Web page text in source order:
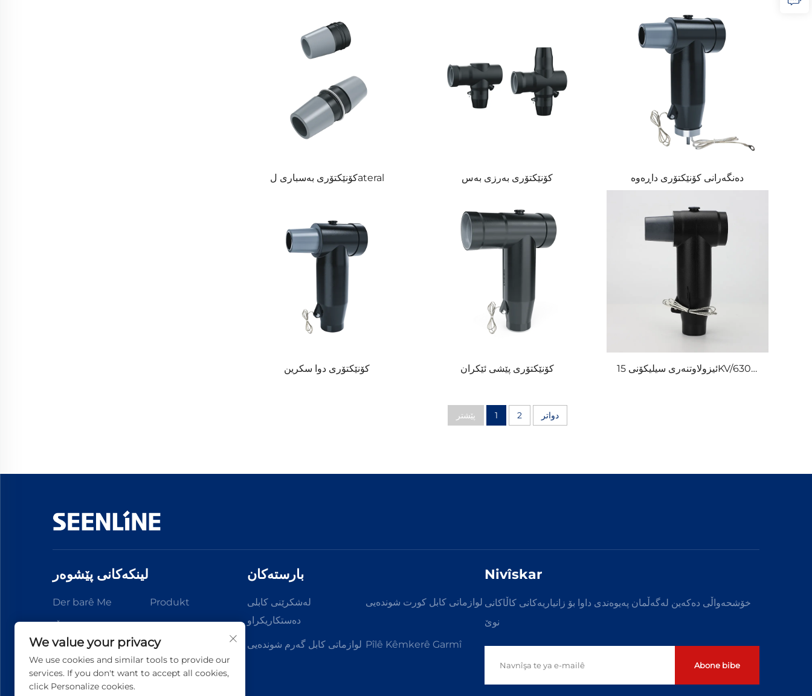
کۆنێکتۆری بەسباری لateral کۆنێکتۆری بەرزی بەس دەنگەرانی کۆنێکتۆری داڕەوە
کۆنێکتۆری دوا سکرین کۆنێکتۆری پێشی ئێکران
ئیزولاوتنەری سیلیکۆنی 15KV/630A
پێشتر 1 2 دواتر
لینکەکانی پێشوەر
Der barê Me Produkt
Daneyîn Li Ser Nivîsain
بارستەکان
لەشکرێنی کابلی
دەستکاریکراو
لوازماتى كابل كورت شوندەيى
لوازماتى كابل گەرم شوندەيى Pîlê Kêmkerê Garmî
Nivîskar
خۆشحەواڵی دەکەین لەگەڵمان پەیوەندی داوا بۆ زانیاریەکانی کاڵاکانی
نوێ
Abone bibe
We value your privacy
We use cookies and similar tools to provide our
services. If you don't want to accept all cookies,
click Personalize cookies.